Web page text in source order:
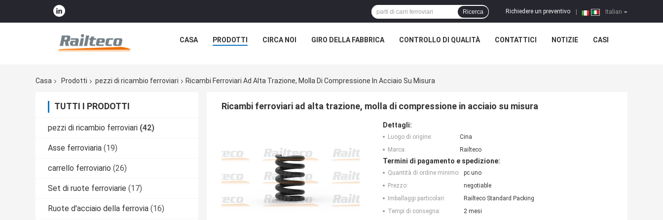
Italian
Richiedere un preventivo
Ricerca
CASA PRODOTTI CIRCA NOI GIRO DELLA FABBRICA CONTROLLO DI QUALITÀ CONTATTICI NOTIZIE CASI
Casa Prodotti pezzi di ricambio ferroviari Ricambi Ferroviari Ad Alta Trazione, Molla Di Compressione In Acciaio Su Misura
TUTTI I PRODOTTI
pezzi di ricambio ferroviari (42)
Asse ferroviaria (19)
carrello ferroviario (26)
Set di ruote ferroviarie (17)
Ruote d'acciaio della ferrovia (16)
Ricambi ferroviari ad alta trazione, molla di compressione in acciaio su misura
Dettagli:
Luogo di origine:
Cina
Marca:
Railteco
Termini di pagamento e spedizione:
Quantità di ordine minimo:
pc uno
Prezzo:
negotiable
Imballaggi particolari:
Railteco Standard Packing
Tempi di consegna:
2 mesi